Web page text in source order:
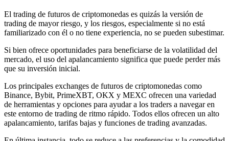
El trading de futuros de criptomonedas es quizás la versión de
trading de mayor riesgo, y los riesgos, especialmente si no está
familiarizado con él o no tiene experiencia, no se pueden subestimar.
Si bien ofrece oportunidades para beneficiarse de la volatilidad del
mercado, el uso del apalancamiento significa que puede perder más
que su inversión inicial.
Los principales exchanges de futuros de criptomonedas como
Binance, Bybit, PrimeXBT, OKX y MEXC ofrecen una variedad
de herramientas y opciones para ayudar a los traders a navegar en
este entorno de trading de ritmo rápido. Todos ellos ofrecen un alto
apalancamiento, tarifas bajas y funciones de trading avanzadas.